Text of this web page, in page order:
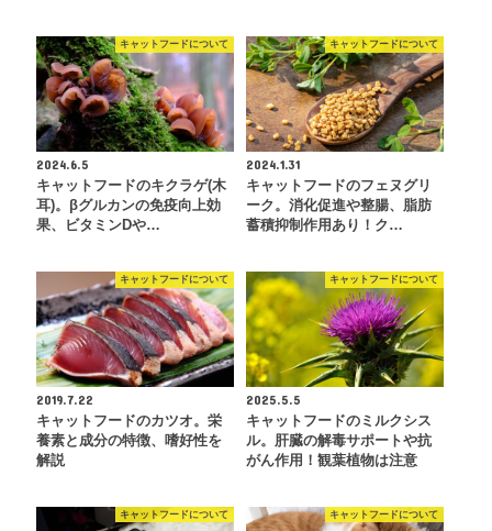
キャットフードについて
2024.6.5
キャットフードのキクラゲ(木
耳)。βグルカンの免疫向上効
果、ビタミンDや…
キャットフードについて
2024.1.31
キャットフードのフェヌグリ
ーク。消化促進や整腸、脂肪
蓄積抑制作用あり！ク…
キャットフードについて
2019.7.22
キャットフードのカツオ。栄
養素と成分の特徴、嗜好性を
解説
キャットフードについて
2025.5.5
キャットフードのミルクシス
ル。肝臓の解毒サポートや抗
がん作用！観葉植物は注意
キャットフードについて キャットフードについて